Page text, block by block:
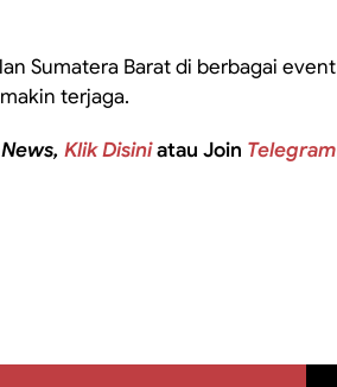
Sumatera Barat di berbagai event
terjaga.
Klik Disiniatau Join Telegram